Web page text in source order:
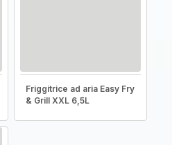
Friggitrice ad aria Easy Fry
& Grill XXL 6,5L